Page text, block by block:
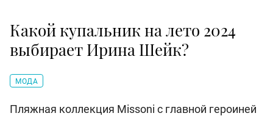
Какой купальник на лето 2024
выбирает Ирина Шейк?
МОДА
Пляжная коллекция Missoni с главной героиней